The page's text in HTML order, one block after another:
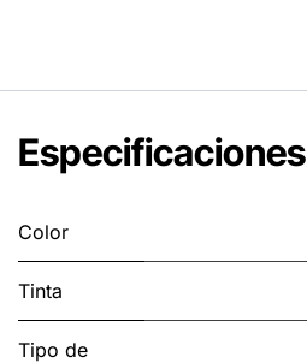
Especificaciones
Color
Tinta
Tipo de